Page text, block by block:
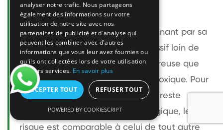
l'homme ?
Le frelon européen est impressionnant par sa
taille mais relativement peu agressif loin de
son nid. Sa piqûre est plus douloureuse que
celle d'une guêpe sans être plus toxique. Pour
une personne non allergique, elle reste
bénigne. Pour une personne allergique, le
risque est comparable à celui de tout autre
analyser notre trafic. Nous partageons
également des informations sur votre
utilisation de notre site avec nos
partenaires de publicité et d'analyse qui
peuvent les combiner avec d'autres
informations que vous leur avez fournies ou
qu'ils ont collectées lors de votre utilisation
de leurs services. En savoir plus
ACCEPTER TOUT REFUSER TOUT
POWERED BY COOKIESCRIPT